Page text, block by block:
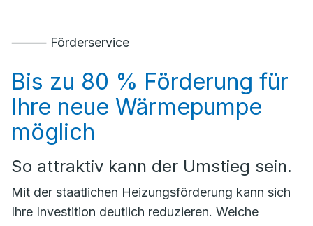
⸻ Förderservice
Bis zu 80 % Förderung für
Ihre neue Wärmepumpe
möglich
So attraktiv kann der Umstieg sein.
Mit der staatlichen Heizungsförderung kann sich
Ihre Investition deutlich reduzieren. Welche